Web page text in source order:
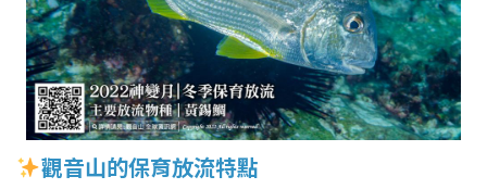
觀音山的保育放流特點